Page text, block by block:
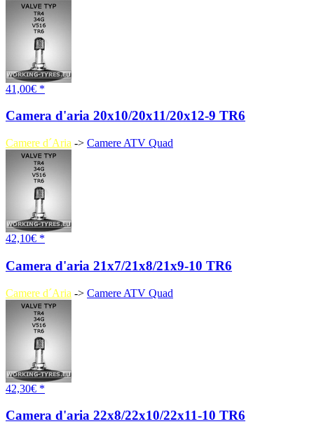
41,00€ *
Camera d'aria 20x10/20x11/20x12-9 TR6
Camere d´Aria -> Camere ATV Quad
42,10€ *
Camera d'aria 21x7/21x8/21x9-10 TR6
Camere d´Aria -> Camere ATV Quad
42,30€ *
Camera d'aria 22x8/22x10/22x11-10 TR6